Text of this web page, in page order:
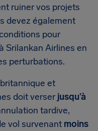
ruiner vos projets
devez également
pour
Srilankan Airlines en
perturbations.
et
doit verser jusqu’à
tardive,
vol survenant moins